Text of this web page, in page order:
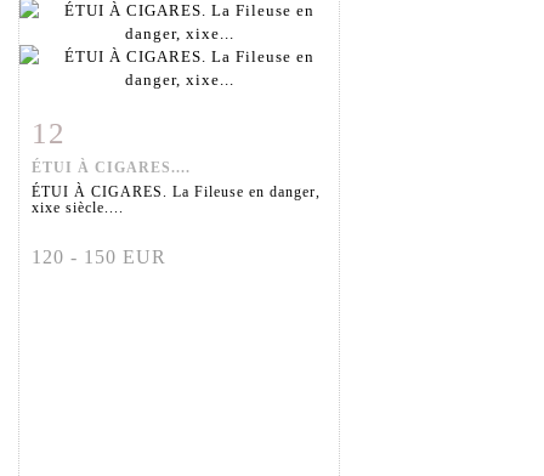
Fiche détaillée
12
ÉTUI À CIGARES....
ÉTUI À CIGARES. La Fileuse en danger,
xixe siècle....
120 - 150 EUR